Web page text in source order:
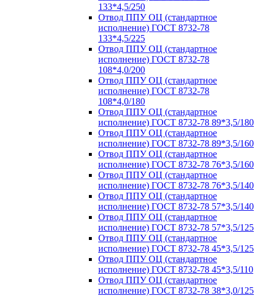
133*4,5/250
Отвод ППУ ОЦ (стандартное
исполнение) ГОСТ 8732-78
133*4,5/225
Отвод ППУ ОЦ (стандартное
исполнение) ГОСТ 8732-78
108*4,0/200
Отвод ППУ ОЦ (стандартное
исполнение) ГОСТ 8732-78
108*4,0/180
Отвод ППУ ОЦ (стандартное
исполнение) ГОСТ 8732-78 89*3,5/180
Отвод ППУ ОЦ (стандартное
исполнение) ГОСТ 8732-78 89*3,5/160
Отвод ППУ ОЦ (стандартное
исполнение) ГОСТ 8732-78 76*3,5/160
Отвод ППУ ОЦ (стандартное
исполнение) ГОСТ 8732-78 76*3,5/140
Отвод ППУ ОЦ (стандартное
исполнение) ГОСТ 8732-78 57*3,5/140
Отвод ППУ ОЦ (стандартное
исполнение) ГОСТ 8732-78 57*3,5/125
Отвод ППУ ОЦ (стандартное
исполнение) ГОСТ 8732-78 45*3,5/125
Отвод ППУ ОЦ (стандартное
исполнение) ГОСТ 8732-78 45*3,5/110
Отвод ППУ ОЦ (стандартное
исполнение) ГОСТ 8732-78 38*3,0/125